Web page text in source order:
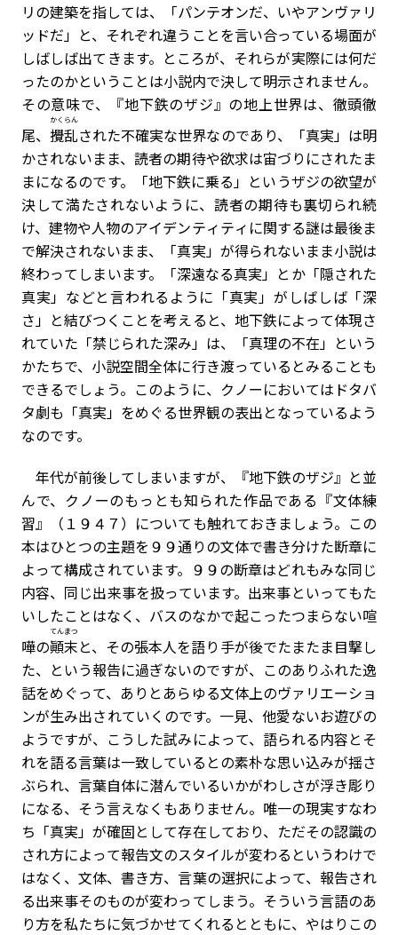
リの建築を指しては、「パンテオンだ、いやアンヴァリ
ッドだ」と、それぞれ違うことを言い合っている場面が
しばしば出てきます。ところが、それらが実際には何だ
ったのかということは小説内で決して明示されません。
その意味で、『地下鉄のザジ』の地上世界は、徹頭徹
尾、 攪乱
かくらん
された不確実な世界なのであり、「真実」は明
かされないまま、読者の期待や欲求は宙づりにされたま
まになるのです。「地下鉄に乗る」というザジの欲望が
決して満たされないように、読者の期待も裏切られ続
け、建物や人物のアイデンティティに関する謎は最後ま
で解決されないまま、「真実」が得られないまま小説は
終わってしまいます。「深遠なる真実」とか「隠された
真実」などと言われるように「真実」がしばしば「深
さ」と結びつくことを考えると、地下鉄によって体現さ
れていた「禁じられた深み」は、「真理の不在」という
かたちで、小説空間全体に行き渡っているとみることも
できるでしょう。このように、クノーにおいてはドタバ
タ劇も「真実」をめぐる世界観の表出となっているよう
なのです。
年代が前後してしまいますが、『地下鉄のザジ』と並
んで、クノーのもっとも知られた作品である『文体練
習』（１９４７）についても触れておきましょう。この
本はひとつの主題を９９通りの文体で書き分けた断章に
よって構成されています。９９の断章はどれもみな同じ
内容、同じ出来事を扱っています。出来事といってもた
いしたことはなく、バスのなかで起こったつまらない喧
嘩の顚末
てんまつ
と、その張本人を語り手が後でたまたま目撃し
た、という報告に過ぎないのですが、このありふれた逸
話をめぐって、ありとあらゆる文体上のヴァリエーショ
ンが生み出されていくのです。一見、他愛ないお遊びの
ようですが、こうした試みによって、語られる内容とそ
れを語る言葉は一致しているとの素朴な思い込みが揺さ
ぶられ、言葉自体に潜んでいるいかがわしさが浮き彫り
になる、そう言えなくもありません。唯一の現実すなわ
ち「真実」が確固として存在しており、ただその認識の
され方によって報告文のスタイルが変わるというわけで
はなく、文体、書き方、言葉の選択によって、報告され
る出来事そのものが変わってしまう。そういう言語のあ
り方を私たちに気づかせてくれるとともに、やはりこの